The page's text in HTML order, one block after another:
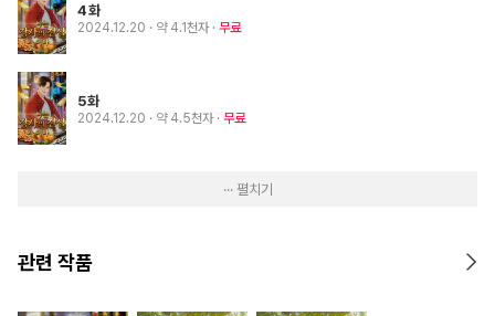
4화
2024.12.20 · 약 4.1천자 무료
5화
2024.12.20 · 약 4.5천자 무료
··· 펼치기
관련 작품